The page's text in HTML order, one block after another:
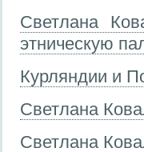
Светлана
этническую
Курляндии и
Светлана
Светлана